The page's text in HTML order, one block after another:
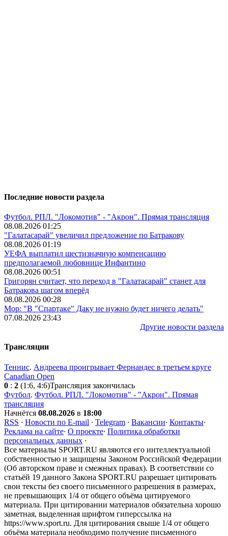
Последние новости раздела
Футбол. РПЛ. "Локомотив" - "Акрон". Прямая трансляция
08.08.2026 01:25
"Галатасарай" увеличил предложение по Батракову
08.08.2026 01:19
УЕФА выплатил шестизначную компенсацию
предполагаемой любовнице Инфантино
08.08.2026 00:51
Григорян считает, что переход в "Галатасарай" станет для
Батракова шагом вперёд
08.08.2026 00:28
Мор: "В "Спартаке" Даку не нужно будет ничего делать"
07.08.2026 23:43
Другие новости раздела
Трансляции
Теннис. Андреева проигрывает Фернандес в третьем круге
Canadian Open
0 : 2 (1:6, 4:6)Трансляция закончилась
Футбол. Футбол. РПЛ. "Локомотив" - "Акрон". Прямая
трансляция
Начнётся 08.08.2026 в 18:00
RSS · Новости по E-mail · Telegram · Вакансии· Контакты·
Реклама на сайте· О проекте· Политика обработки
персональных данных ·
Все материалы SPORT.RU являются его интеллектуальной
собственностью и защищены Законом Российской Федерации
(Об авторском праве и смежных правах). В соответствии со
статьёй 19 данного Закона SPORT.RU разрешает цитировать
свои тексты без своего письменного разрешения в размерах,
не превышающих 1/4 от общего объёма цитируемого
материала. При цитировании материалов обязательна хорошо
заметная, выделенная шрифтом гиперссылка на
https://www.sport.ru. Для цитирования свыше 1/4 от общего
объёма материала необходимо получение письменного